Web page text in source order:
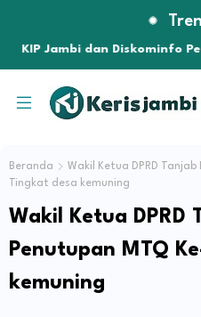
KIP Jambi dan Diskominfo
Beranda
Wakil Ketua DPRD
Tingkat desa kemuning
Wakil Ketua DPRD
Penutupan MTQ
kemuning